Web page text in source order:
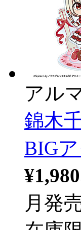
アル
錦木
BIG
¥1,980
月発